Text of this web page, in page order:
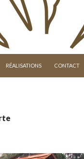
RÉALISATIONS CONTACT